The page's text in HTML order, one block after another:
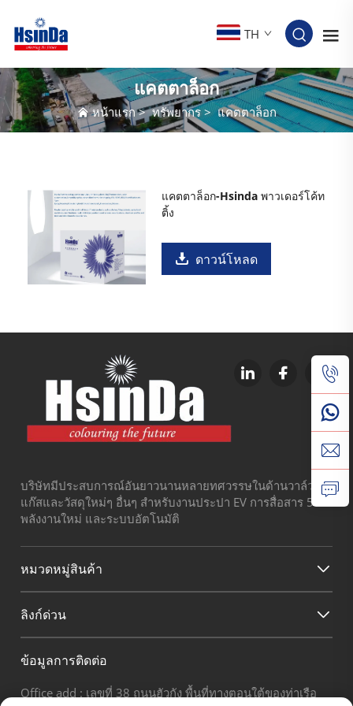
TH
แคตตาล็อก
หน้าแรก>ทรัพยากร>แคตตาล็อก
แคตตาล็อก-Hsinda พาวเดอร์โค้ท
ติ้ง
ดาวน์โหลด
บริษัทมีประสบการณ์อันยาวนานหลายทศวรรษในด้านวาล์ว
แก๊สและวัสดุใหม่ๆ อื่นๆ สำหรับงานประปา EV การสื่อสาร 5G
พลังงานใหม่ และระบบอัตโนมัติ
หมวดหมู่สินค้า
ลิงก์ด่วน
ข้อมูลการติดต่อ
Office add : เลขที่ 38 ถนนฮัวกัง พื้นที่ทางตอนใต้ของท่าเรือ